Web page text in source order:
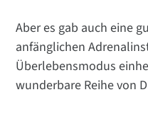
Aber es gab auch eine
anfänglichen
Überlebensmodus
wunderbare Reihe von